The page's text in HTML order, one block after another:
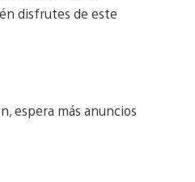
disfrutes de este
espera más anuncios